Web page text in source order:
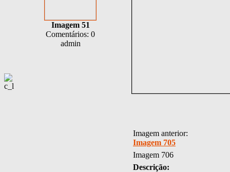
Imagem 51
Comentários: 0
admin
Imagem anterior:
Imagem 705
Imagem 706
Descrição: